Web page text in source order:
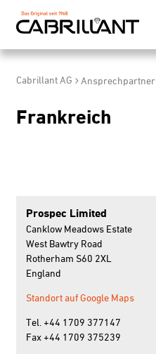
Cabrillant AG Ansprechpartner
Frankreich
Prospec Limited
Canklow Meadows Estate
West Bawtry Road
Rotherham S60 2XL
England
Standort auf Google Maps
Tel. +44 1709 377147
Fax +44 1709 375239